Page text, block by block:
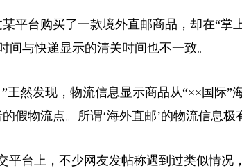
台购买了一款境外直邮商品，却在“掌
间与快递显示的清关时间也不一致。
然发现，物流信息显示商品从“××国际”
假物流点。所谓‘海外直邮’的物流信息极
台上，不少网友发帖称遇到过类似情况